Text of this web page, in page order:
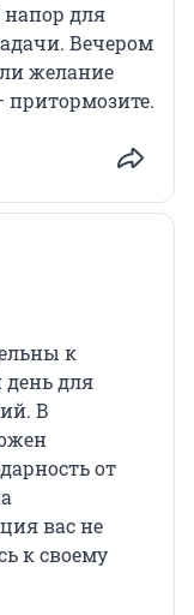
напор для
Вечером
желание
к
для
В
от
вас не
к своему